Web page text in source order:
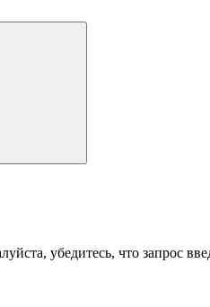
убедитесь, что запрос